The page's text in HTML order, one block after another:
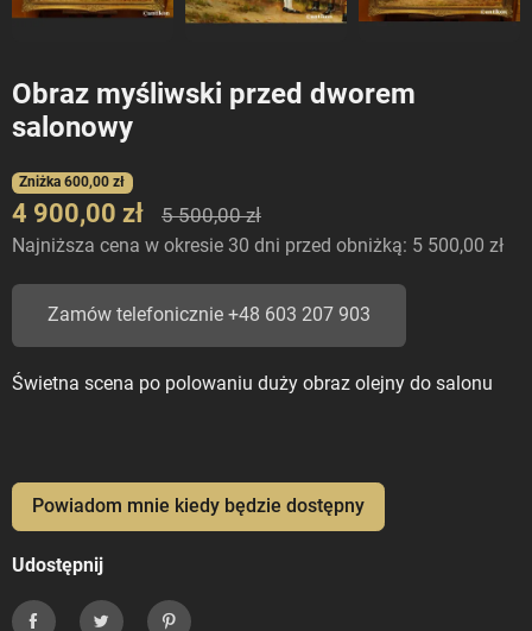
Obraz myśliwski przed dworem
salonowy
Zniżka 600,00 zł
4 900,00 zł 5 500,00 zł
Najniższa cena w okresie 30 dni przed obniżką: 5 500,00 zł
Zamów telefonicznie +48 603 207 903
Świetna scena po polowaniu duży obraz olejny do salonu
Powiadom mnie kiedy będzie dostępny
Udostępnij